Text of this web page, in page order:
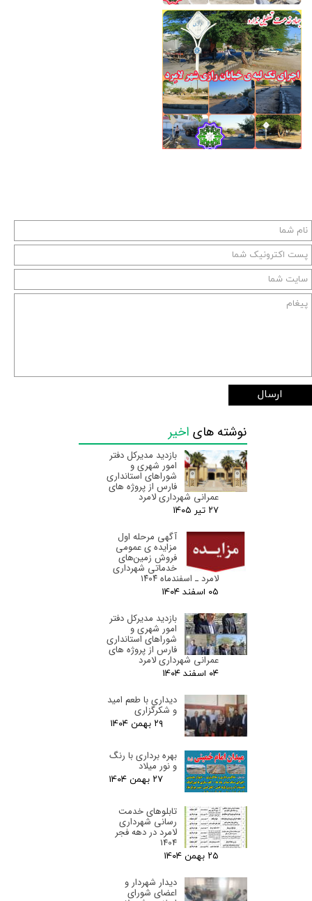
ارسال
نوشته های اخیر
بازدید مدیرکل دفتر
امور شهری و
شوراهای استانداری
فارس از پروژه های
عمرانی شهرداری لامرد
۲۷ تیر ۰۵
آگهی مرحله اول
مزایده ی عمومی
فروش زمین‌های
خدماتی شهرداری
لامرد ـ اسفندماه ۱۴۰۴
۰۵ اسفند ۰۴
بازدید مدیرکل دفتر
امور شهری و
شوراهای استانداری
فارس از پروژه های
عمرانی شهرداری لامرد
۰۴ اسفند ۰۴
دیداری با طعم امید
و شکرگزاری
۲۹ بهمن ۰۴
بهره برداری با رنگ
و نور میلاد
۲۷ بهمن ۰۴
تابلوهای خدمت
رسانی شهرداری
لامرد در دهه فجر
1404
۲۵ بهمن ۰۴
دیدار شهردار و
اعضای شورای